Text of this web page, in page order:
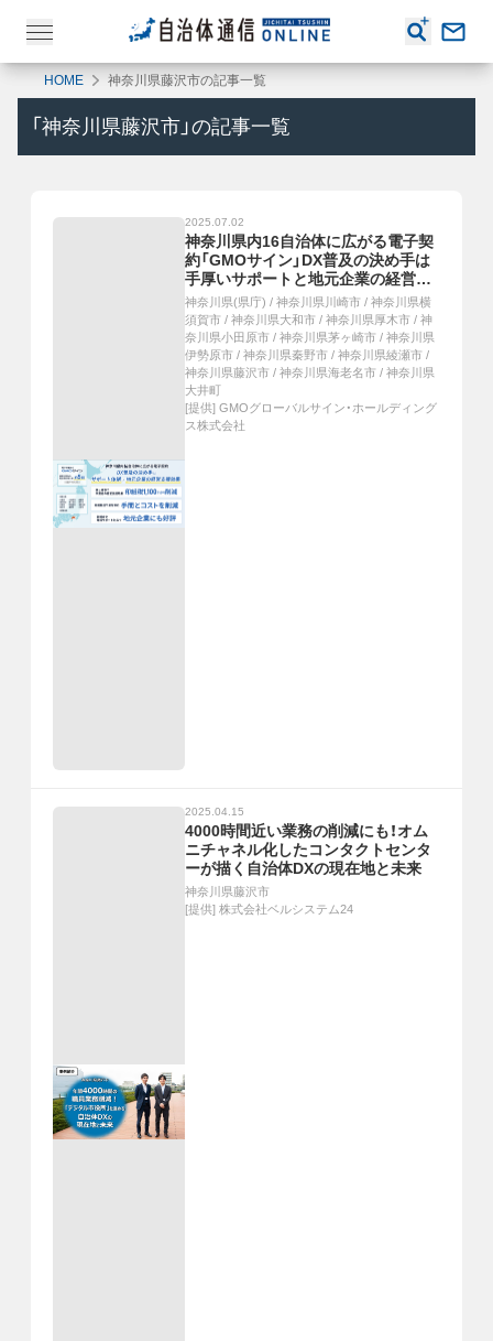
HOME 神奈川県藤沢市の記事一覧
「 神奈川県藤沢市 」の記事一覧
2025.07.02
神奈川県内16自治体に広がる電子契
約「GMOサイン」DX普及の決め手は
手厚いサポートと地元企業の経営支
援効果
神奈川県(県庁) / 神奈川県川崎市 / 神奈川県横
須賀市 / 神奈川県大和市 / 神奈川県厚木市 / 神
奈川県小田原市 / 神奈川県茅ヶ崎市 / 神奈川県
伊勢原市 / 神奈川県秦野市 / 神奈川県綾瀬市 /
神奈川県藤沢市 / 神奈川県海老名市 / 神奈川県
大井町
[提供] GMOグローバルサイン・ホールディング
ス株式会社
2025.04.15
4000時間近い業務の削減にも！オム
ニチャネル化したコンタクトセンタ
ーが描く自治体DXの現在地と未来
神奈川県藤沢市
[提供] 株式会社ベルシステム24